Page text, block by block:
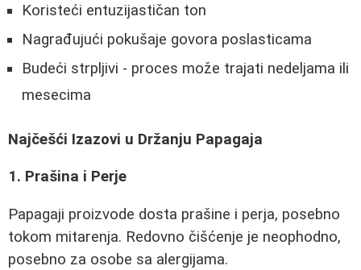
Koristeći entuzijastičan ton
Nagrađujući pokušaje govora poslasticama
Budeći strpljivi - proces može trajati nedeljama ili
mesecima
Najčešći Izazovi u Držanju Papagaja
1. Prašina i Perje
Papagaji proizvode dosta prašine i perja, posebno
tokom mitarenja. Redovno čišćenje je neophodno,
posebno za osobe sa alergijama.